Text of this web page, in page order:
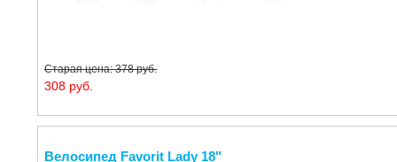
Старая цена: 378 руб.
308 руб.
Велосипед Favorit Lady 18"